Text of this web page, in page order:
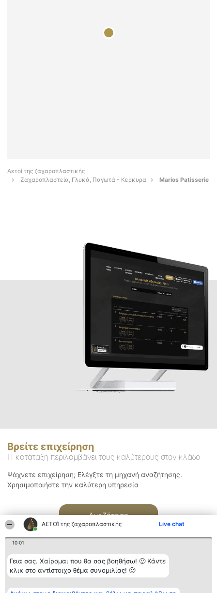
ΑΕΤΟΊ της ζαχαροπλαστικής Live chat
10:01
Γεια σας. Χαίρομαι που θα σας βοηθήσω! 🙂 Κάντε
κλικ στο αντίστοιχο θέμα συνομιλίας! 🙂
Αετοί της ζαχαροπλαστικής
Ζαχαροπλαστεία, Γλυκά, Παγωτά - Κερκυρα
Marios Patisserie
Βρείτε επιχείρηση
Η κατάταξη περιλαμβάνει τους καλύτερους στον κλάδο
Ψάχνετε επιχείρηση; Ελέγξτε τη μηχανή αναζήτησης.
Χρησιμοποιήστε την καλύτερη υπηρεσία
Αναζήτηση
Διοργανωτής της
Κατάταξη Επικοινωνία